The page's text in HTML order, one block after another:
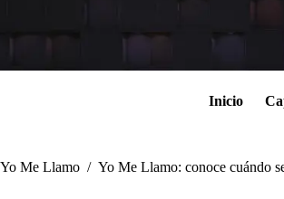
Inicio
Yo Me Llamo / Yo Me Llamo: conoce cuándo